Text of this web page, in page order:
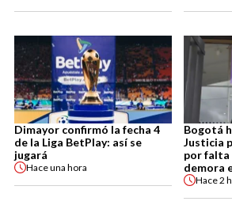
Dimayor confirmó la fecha 4
de la Liga BetPlay: así se
jugará
Haceuna hora
Bogotá
Justicia
por falta
demora
Hace2